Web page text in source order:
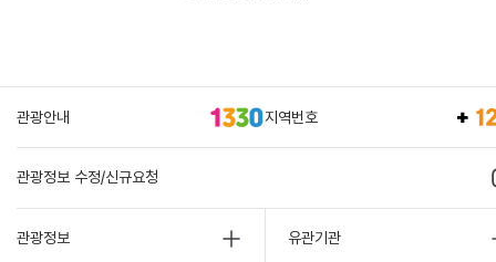
관광안내 지역번호
관광정보 수정/신규요청
관광정보 유관기관